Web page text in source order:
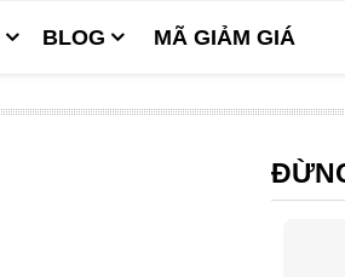
BLOG MÃ GIẢM GIÁ